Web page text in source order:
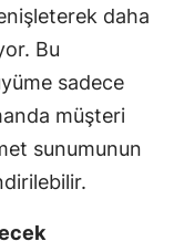
daha
Bu
sadece
müşteri
sunumunun